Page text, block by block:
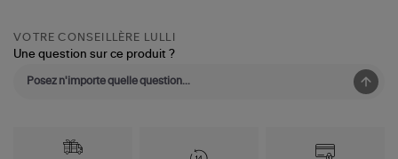
VOTRE CONSEILLÈRE LULLI
Une question sur ce produit ?